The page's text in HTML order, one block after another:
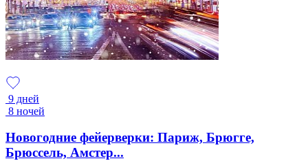
9 дней
8 ночей
Новогодние фейерверки: Париж, Брюгге,
Брюссель, Амстер...